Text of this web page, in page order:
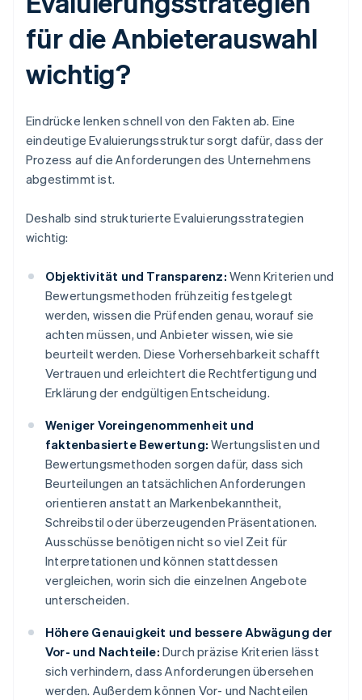
für die Anbieterauswahl
wichtig?
Eindrücke lenken schnell von den Fakten ab. Eine
eindeutige Evaluierungsstruktur sorgt dafür, dass der
Prozess auf die Anforderungen des Unternehmens
abgestimmt ist.
Deshalb sind strukturierte Evaluierungsstrategien
wichtig:
Objektivität und Transparenz: Wenn Kriterien und
Bewertungsmethoden frühzeitig festgelegt
werden, wissen die Prüfenden genau, worauf sie
achten müssen, und Anbieter wissen, wie sie
beurteilt werden. Diese Vorhersehbarkeit schafft
Vertrauen und erleichtert die Rechtfertigung und
Erklärung der endgültigen Entscheidung.
Weniger Voreingenommenheit und
faktenbasierte Bewertung: Wertungslisten und
Bewertungsmethoden sorgen dafür, dass sich
Beurteilungen an tatsächlichen Anforderungen
orientieren anstatt an Markenbekanntheit,
Schreibstil oder überzeugenden Präsentationen.
Ausschüsse benötigen nicht so viel Zeit für
Interpretationen und können stattdessen
vergleichen, worin sich die einzelnen Angebote
unterscheiden.
Höhere Genauigkeit und bessere Abwägung der
Vor- und Nachteile: Durch präzise Kriterien lässt
sich verhindern, dass Anforderungen übersehen
werden. Außerdem können Vor- und Nachteilen